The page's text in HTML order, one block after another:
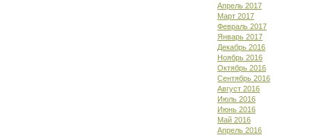
Апрель 2017
Март 2017
Февраль 2017
Январь 2017
Декабрь 2016
Ноябрь 2016
Октябрь 2016
Сентябрь 2016
Август 2016
Июль 2016
Июнь 2016
Май 2016
Апрель 2016